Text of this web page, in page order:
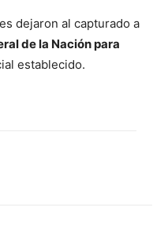
dejaron al capturado a
de la Nación para
establecido.